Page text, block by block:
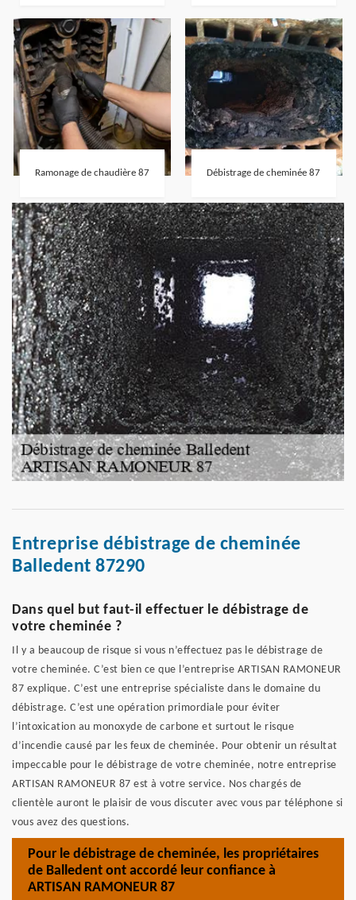
Ramonage de chaudière 87 Débistrage de cheminée 87
Entreprise débistrage de cheminée
Balledent 87290
Dans quel but faut-il effectuer le débistrage de
votre cheminée ?
Il y a beaucoup de risque si vous n’effectuez pas le débistrage de
votre cheminée. C’est bien ce que l’entreprise ARTISAN RAMONEUR
87 explique. C’est une entreprise spécialiste dans le domaine du
débistrage. C’est une opération primordiale pour éviter
l’intoxication au monoxyde de carbone et surtout le risque
d’incendie causé par les feux de cheminée. Pour obtenir un résultat
impeccable pour le débistrage de votre cheminée, notre entreprise
ARTISAN RAMONEUR 87 est à votre service. Nos chargés de
clientèle auront le plaisir de vous discuter avec vous par téléphone si
vous avez des questions.
Pour le débistrage de cheminée, les propriétaires
de Balledent ont accordé leur confiance à
ARTISAN RAMONEUR 87